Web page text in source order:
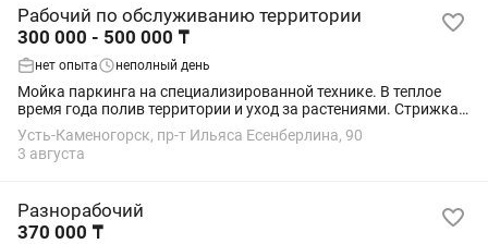
Рабочий по обслуживанию территории
300 000 - 500 000 ₸
нет опыта неполный день
Мойка паркинга на специализированной технике. В теплое
время года полив территории и уход за растениями. Стрижка
газона, вынос мусора, соблюдение чистоты в придворовой
зоне. В холодное время года -...
Усть-Каменогорск, пр-т Ильяса Есенберлина, 90
3 августа
Разнорабочий
370 000 ₸